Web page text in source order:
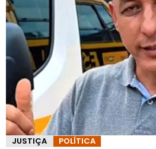
JUSTIÇA POLÍTICA